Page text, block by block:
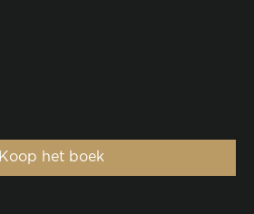
Koop het boek